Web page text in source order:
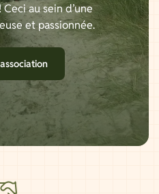
au sein d’une
et passionnée.